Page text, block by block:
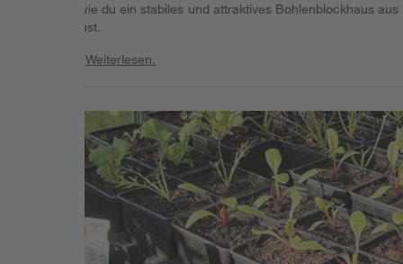
Ratgeber, wie du ein stabiles und attraktives Bohlenblockhaus aus
Holz aufbaust.
WeiterlesenWeiterlesen.